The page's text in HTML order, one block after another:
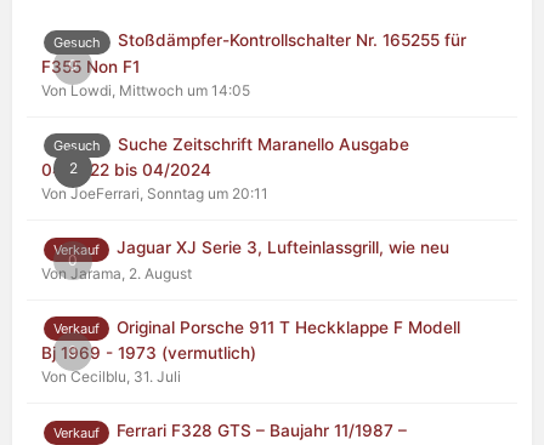
0
Gesuch
Stoßdämpfer-Kontrollschalter Nr. 165255 für
F355 Non F1
Von Lowdi, Mittwoch um 14:05
2
Gesuch
Suche Zeitschrift Maranello Ausgabe
04/2022 bis 04/2024
Von JoeFerrari, Sonntag um 20:11
0
Verkauf Jaguar XJ Serie 3, Lufteinlassgrill, wie neu
Von Jarama, 2. August
0
Verkauf
Original Porsche 911 T Heckklappe F Modell
Bj 1969 - 1973 (vermutlich)
Von Cecilblu, 31. Juli
Verkauf
Ferrari F328 GTS – Baujahr 11/1987 –